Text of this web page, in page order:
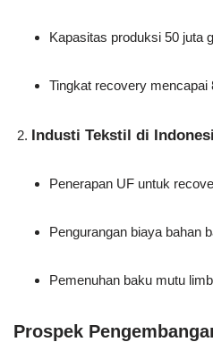
Kapasitas produksi 50 juta
Tingkat recovery mencapai
Industi Tekstil di
Penerapan UF untuk
Pengurangan biaya bahan
Pemenuhan baku mutu
Prospek